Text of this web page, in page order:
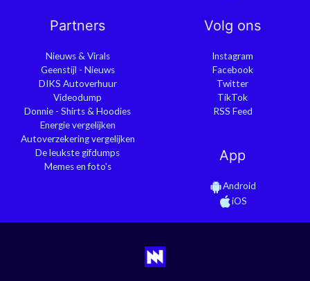
Partners
Nieuws & Virals
Geenstijl - Nieuws
DIKS Autoverhuur
Videodump
Donnie - Shirts & Hoodies
Energie vergelijken
Autoverzekering vergelijken
De leukste gifdumps
Memes en foto's
Volg ons
Instagram
Facebook
Twitter
TikTok
RSS Feed
App
Android
iOS